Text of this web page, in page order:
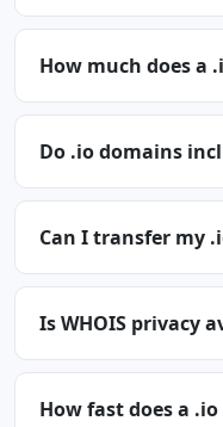
How much does a
Do .io domains
Can I transfer my
Is WHOIS privacy
How fast does a